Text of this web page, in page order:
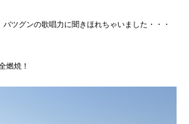
ツグンの歌唱力に聞きほれちゃいました・・・
燃焼！